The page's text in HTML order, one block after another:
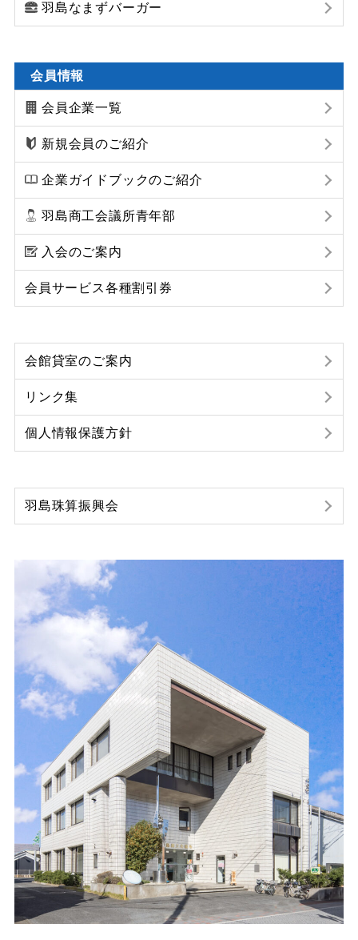
羽島なまずバーガー
会員情報
会員企業一覧
新規会員のご紹介
企業ガイドブックのご紹介
羽島商工会議所青年部
入会のご案内
会員サービス各種割引券
会館貸室のご案内
リンク集
個人情報保護方針
羽島珠算振興会